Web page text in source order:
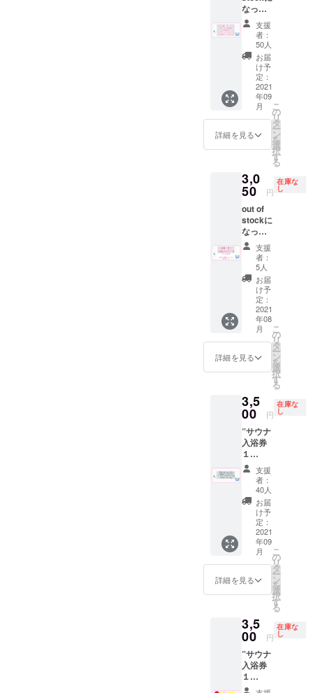
の代金
として
代えさ
せて頂
きま
す。
する広
告内容
や第三
者のお
名前は
お受け
出来か
ねます
は請求
書や領
収証の
発行が
可能で
す。 ※
事前
メール
無しで
支援を
場合
や、購
異なる
内容に
なって
しまっ
た場合
のご返
金を承
る事は
システ
ム上で
きませ
んの
で、そ
の際に
は相当
浴、サ
ウナ、
の代金
として
代えさ
せて頂
きま
す。
方はソ
フトド
リンク
のみの
ご注文
に限り
ます。
※ステッ
カーは
十條湯
ロゴの
物にな
限2022
年９月
料はプ
ロジェ
クト
オー
ナー負
担とな
りま
す。 て
ぬぐい
につい
て デザ
インを
美術
氏
https://t
om/mid
uno_m
e?s=20
制作を
かまわ
ぬ
https://
kamaw
anu.jp
の
江澤氏
にご依
頼させ
て頂き
まし
イズ
約
綿１０
０％ 日
本 ※手
染めの
ため色
落ち、
定して
おりま
す。 ※
送料は
プロ
ジェク
トオー
ナー負
担とな
りま
す。 ※
食品に
にメー
ルでご
連絡さ
せて頂
きま
す。
なって
いたこ
ちらの
プラン
を追加
致しま
した。
リター
ン品の
内容は
同じで
す。 ”サ
ウナ入
浴券１
てぬぐ
い”と”
ドリン
ク券１
枚”と"
ポスト
カー
ド"を同
封して
お送り
させて
頂きま
す。 ※
ドリン
ク券は
過去に
使用し
ナ100円
引き
券”を代
用致し
ます。
※ドリン
ク券は
アル
コール
も可
（使用
時に喫
茶での
酒類の
販売が
可能の
場合）
但し未
リンク
のみの
に限り
ます。
※ステッ
支援
者：
50人
お届
け予
定：
2021
年09
月
詳細を見る
こ
の
リ
タ
ー
ン
を
選
択
す
る
3,0
50 円
在庫な
し
out of
stockに
なって
いたこ
ちらの
プラン
を追加
致しま
した。
リター
ン品の
内容は
同じで
す。 喫
茶メ
ニュー
の女将
さんシ
リーズ
から焼
き菓子
のセッ
トとポ
スト
カード
に直筆
のメッ
セージ
を同封
して郵
送致し
ます。
※郵送は
おりま
す。 ※
送料は
プロ
ジェク
トオー
ナー負
支援
者：
5人
お届
け予
定：
2021
年08
月
詳細を見る
こ
の
リ
タ
ー
ン
を
選
択
す
る
3,5
00 円
在庫な
し
”サウナ
入浴券
１
枚”と”
グラ
ス”と”
喫茶ド
リンク
券１
枚”と"
ポスト
カー
ド"を同
封して
お送り
させて
す。 ※
ドリン
ク券は
過去に
使用し
てい
た”サウ
支援
者：
40人
お届
け予
定：
2021
年09
月
詳細を見る
こ
の
リ
タ
ー
ン
を
選
択
す
る
3,5
00 円
在庫な
し
”サウナ
入浴券
１
枚”と”